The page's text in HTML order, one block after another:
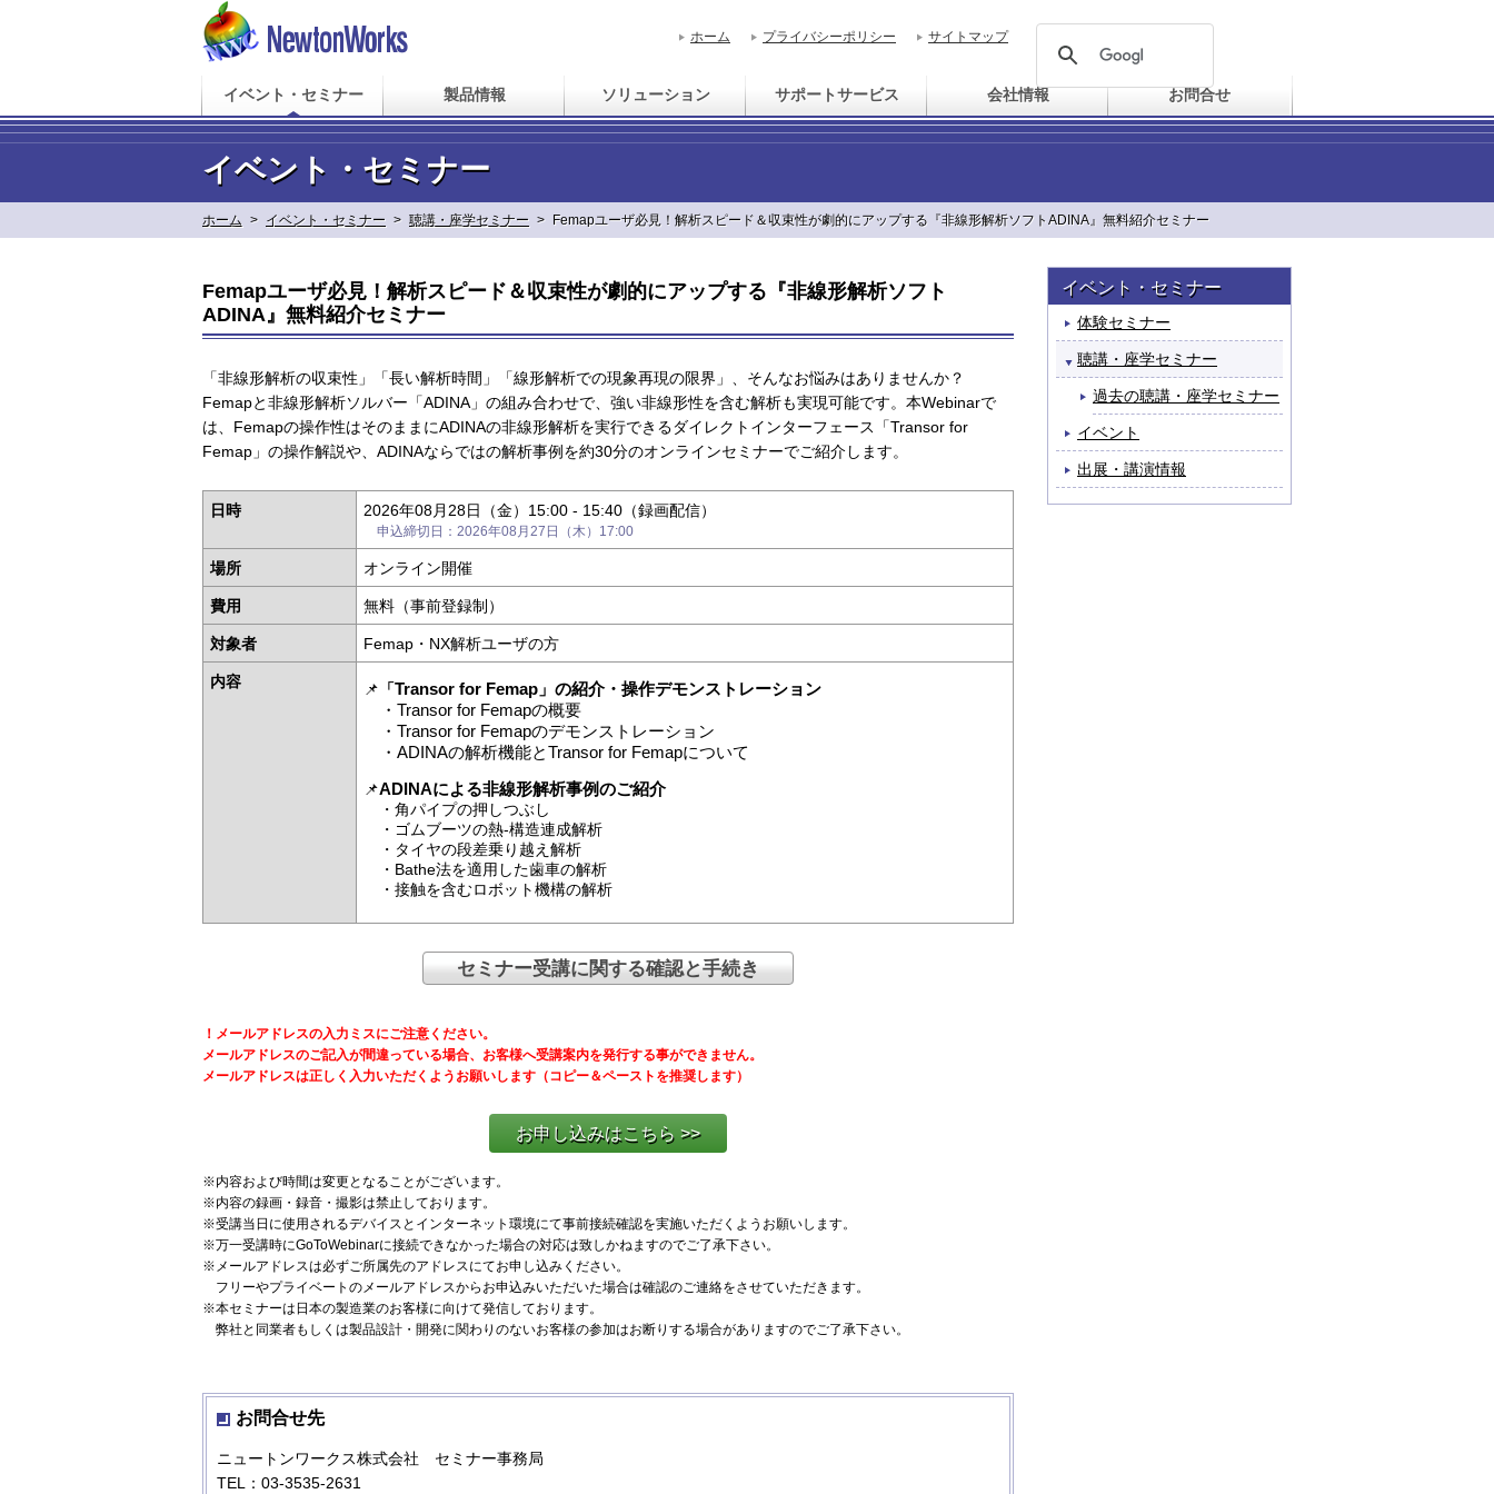
ホーム プライバシーポリシー サイトマップ
イベント・セミナー 製品情報 ソリューション サポートサービス 会社情報 お問合せ
イベント・セミナー
ホーム > イベント・セミナー > 聴講・座学セミナー > Femapユーザ必見！解析スピード＆収束性が劇的にアップする『非線形解析ソフトADINA』無料紹介セミナー
Femapユーザ必見！解析スピード＆収束性が劇的にアップする『非線形解析ソフト
ADINA』無料紹介セミナー
「非線形解析の収束性」「長い解析時間」「線形解析での現象再現の限界」、そんなお悩みはありませんか？
Femapと非線形解析ソルバー「ADINA」の組み合わせで、強い非線形性を含む解析も実現可能です。 本Webinarで
は、Femapの操作性はそのままにADINAの非線形解析を実行できるダイレクトインターフェース「Transor for
Femap」の操作解説や、ADINAならではの解析事例を約30分のオンラインセミナーでご紹介します。
日時 2026年08月28日（金）15:00 - 15:40（録画配信）
申込締切日：2026年08月27日（木）17:00
場所 オンライン開催
費用 無料（事前登録制）
対象者 Femap・NX解析ユーザの方
内容 📌 「Transor for Femap」の紹介・操作デモンストレーション
・Transor for Femapの概要
・Transor for Femapのデモンストレーション
・ADINAの解析機能とTransor for Femapについて
📌ADINAによる非線形解析事例のご紹介
・角パイプの押しつぶし
・ゴムブーツの熱-構造連成解析
・タイヤの段差乗り越え解析
・Bathe法を適用した歯車の解析
・接触を含むロボット機構の解析
セミナー受講に関する確認と手続き
！メールアドレスの入力ミスにご注意ください。
メールアドレスのご記入が間違っている場合、お客様へ受講案内を発行する事ができません。
メールアドレスは正しく入力いただくようお願いします（コピー＆ペーストを推奨します）
お申し込みはこちら >>
※内容および時間は変更となることがございます。
※内容の録画・録音・撮影は禁止しております。
※受講当日に使用されるデバイスとインターネット環境にて事前接続確認を実施いただくようお願いします。
※万一受講時にGoToWebinarに接続できなかった場合の対応は致しかねますのでご了承下さい。
※メールアドレスは必ずご所属先のアドレスにてお申し込みください。
フリーやプライベートのメールアドレスからお申込みいただいた場合は確認のご連絡をさせていただきます。
※本セミナーは日本の製造業のお客様に向けて発信しております。
弊社と同業者もしくは製品設計・開発に関わりのないお客様の参加はお断りする場合がありますのでご了承下さい。
お問合せ先
ニュートンワークス株式会社 セミナー事務局
TEL：03-3535-2631
イベント・セミナー
体験セミナー
聴講・座学セミナー
過去の聴講・座学セミナー
イベント
出展・講演情報